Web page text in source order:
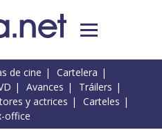
de cine
Cartelera
Avances
Tráilers
y actrices
Carteles
office